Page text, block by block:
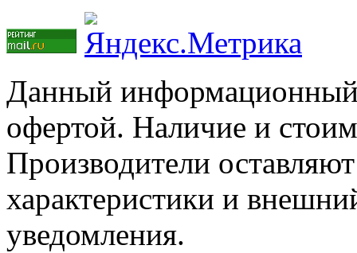
Данный информационный
офертой. Наличие и
Производители
характеристики и
уведомления.